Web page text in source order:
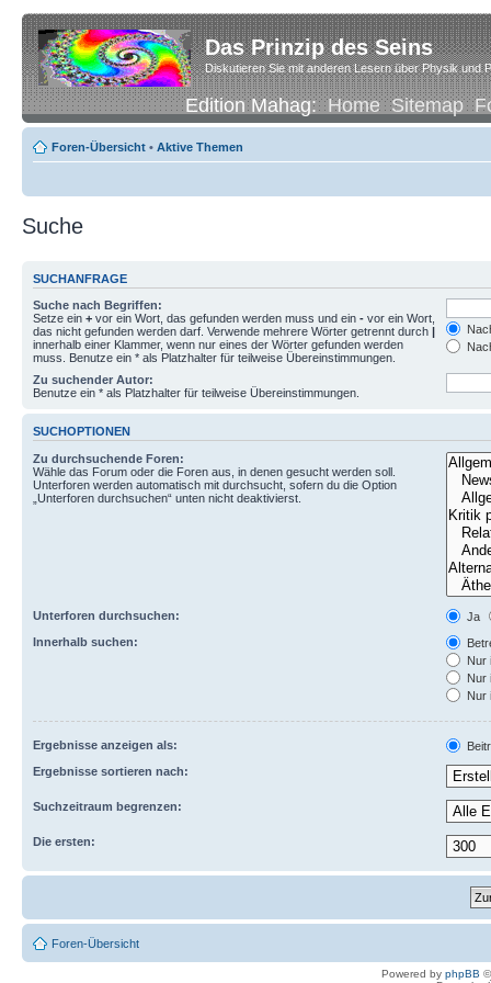
Das Prinzip des Seins
Diskutieren Sie mit anderen Lesern über Physik und
Edition Mahag:Home Sitemap
Foren-Übersicht • Aktive Themen
Suche
SUCHANFRAGE
Suche nach Begriffen:
Setze ein + vor ein Wort, das gefunden werden muss und ein - vor ein Wort,
das nicht gefunden werden darf. Verwende mehrere Wörter getrennt durch |
innerhalb einer Klammer, wenn nur eines der Wörter gefunden werden
muss. Benutze ein * als Platzhalter für teilweise Übereinstimmungen.
Zu suchender Autor:
Benutze ein * als Platzhalter für teilweise Übereinstimmungen.
SUCHOPTIONEN
Zu durchsuchende Foren:
Wähle das Forum oder die Foren aus, in denen gesucht werden soll.
Unterforen werden automatisch mit durchsucht, sofern du die Option
„Unterforen durchsuchen“ unten nicht deaktivierst.
Unterforen durchsuchen:
Ja
Innerhalb suchen:
Nur
Nur
Nur
Ergebnisse anzeigen als:
Ergebnisse sortieren nach:
Suchzeitraum begrenzen:
Die ersten:
Foren-Übersicht
Powered by phpBB